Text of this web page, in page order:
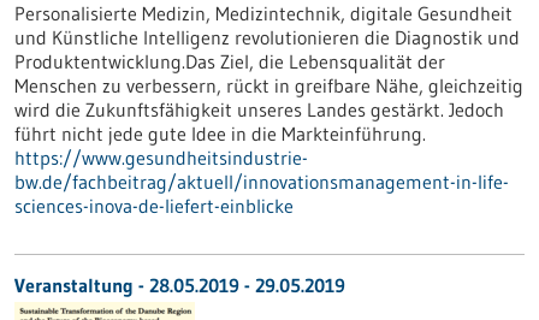
Personalisierte Medizin, Medizintechnik, digitale Gesundheit
und Künstliche Intelligenz revolutionieren die Diagnostik und
Produktentwicklung.Das Ziel, die Lebensqualität der
Menschen zu verbessern, rückt in greifbare Nähe, gleichzeitig
wird die Zukunftsfähigkeit unseres Landes gestärkt. Jedoch
führt nicht jede gute Idee in die Markteinführung.
https://www.gesundheitsindustrie-
bw.de/fachbeitrag/aktuell/innovationsmanagement-in-life-
sciences-inova-de-liefert-einblicke
Veranstaltung - 28.05.2019 - 29.05.2019